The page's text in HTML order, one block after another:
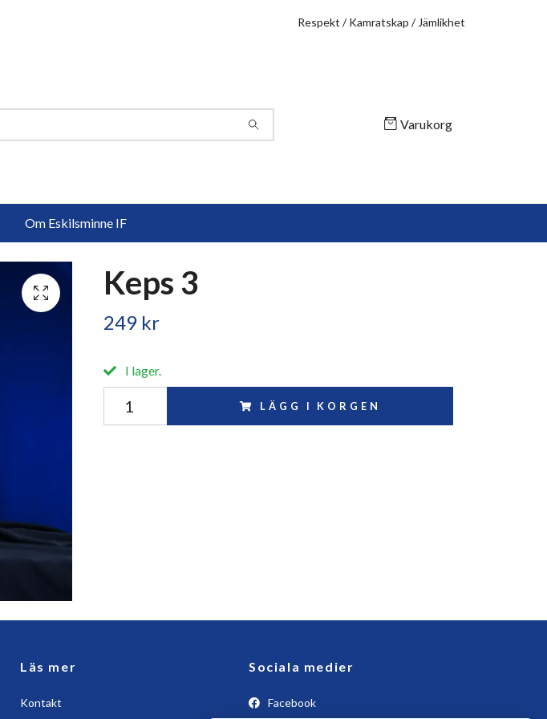
Respekt / Kamratskap / Jämlikhet
Varukorg
Om Eskilsminne IF
Keps 3
249 kr
I lager.
LÄGG I KORGEN
Läs mer
Kontakt
Sociala medier
Facebook